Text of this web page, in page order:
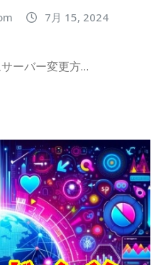
7月 15, 2024
ーバー変更方…